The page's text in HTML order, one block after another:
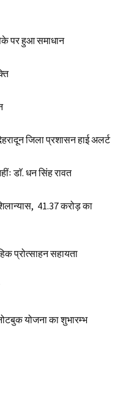
पर हुआ समाधान
जिला प्रशासन हाई अलर्ट
डाॅ. धन सिंह रावत
₹ 41.37 करोड़ का
प्रोत्साहन सहायता
योजना का शुभारम्भ